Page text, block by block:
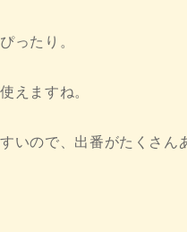
ったり。
えますね。
いので、出番がたくさん